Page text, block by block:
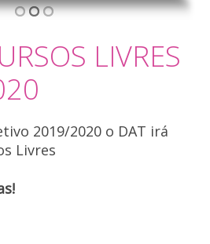
LIVRES
2019/2020 o DAT irá
Livres